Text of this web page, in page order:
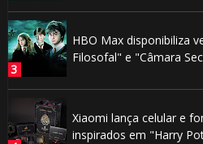
HBO Max disponibiliza
Filosofal" e "Câmara
Xiaomi lança celular e
inspirados em "Harry